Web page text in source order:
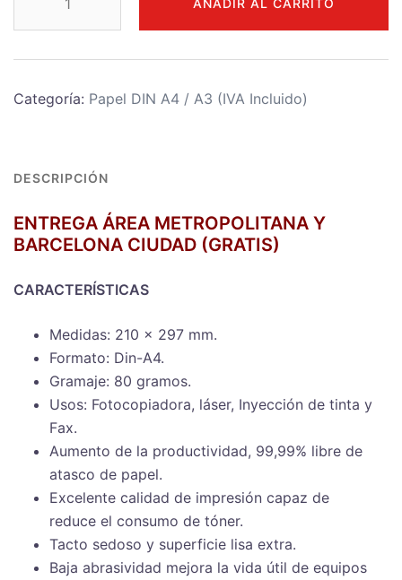
A4
COPY
BLANCO
80gr.
5
CAJAS
MÁS
por
caja,
paquete
3,87€)
cantidad
Categoría: Papel DIN A4 / A3 (IVA Incluido)
DESCRIPCIÓN
ENTREGA ÁREA METROPOLITANA Y
BARCELONA CIUDAD (GRATIS)
CARACTERÍSTICAS
Medidas: 210 x 297 mm.
Formato: Din-A4.
Gramaje: 80 gramos.
Usos: Fotocopiadora, láser, Inyección de tinta y
Fax.
Aumento de la productividad, 99,99% libre de
atasco de papel.
Excelente calidad de impresión capaz de
reduce el consumo de tóner.
Tacto sedoso y superficie lisa extra.
Baja abrasividad mejora la vida útil de equipos